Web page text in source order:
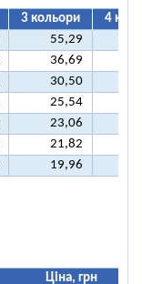
3 кольори
4
55,29
36,69
30,50
25,54
23,06
21,82
19,96
Ціна, грн